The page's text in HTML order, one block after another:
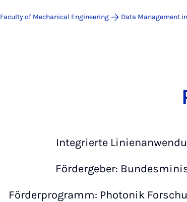
Faculty of Mechanical Engineering Data Management
Integrierte
Fördergeber:
Förderprogramm: Photonik